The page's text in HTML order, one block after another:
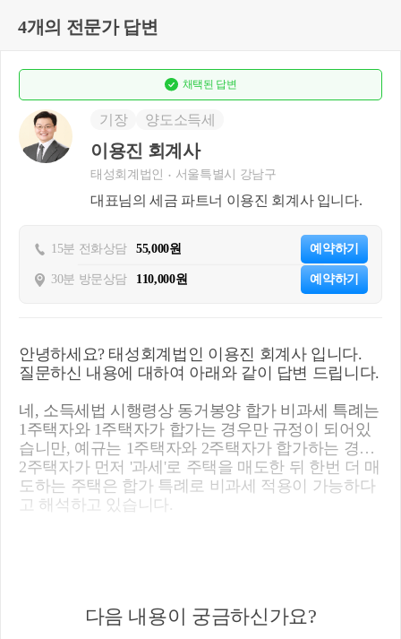
4개의 전문가 답변
채택된 답변
기장 양도소득세
이용진 회계사
태성회계법인 서울특별시 강남구
대표님의 세금 파트너 이용진 회계사 입니다.
15분 전화상담 55,000원 예약하기
30분 방문상담 110,000원 예약하기
안녕하세요? 태성회계법인 이용진 회계사 입니다.
질문하신 내용에 대하여 아래와 같이 답변 드립니다.
네, 소득세법 시행령상 동거봉양 합가 비과세 특례는
1주택자와 1주택자가 합가는 경우만 규정이 되어있
습니만, 예규는 1주택자와 2주택자가 합가하는 경우
2주택자가 먼저 '과세'로 주택을 매도한 뒤 한번 더 매
도하는 주택은 합가 특례로 비과세 적용이 가능하다
고 해석하고 있습니다.
을 먼저 매도하는 경우는 비과세를 받을 수 없겠습니
다음 내용이 궁금하신가요?